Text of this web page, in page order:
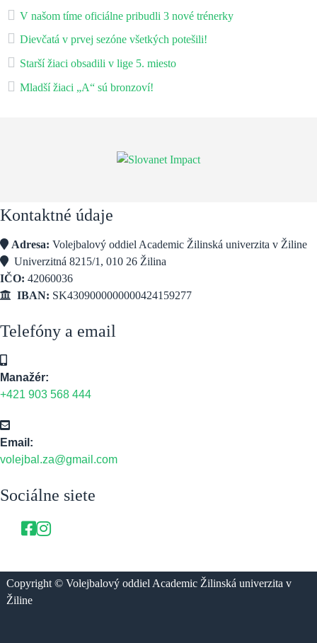
V našom tíme oficiálne pribudli 3 nové trénerky
Dievčatá v prvej sezóne všetkých potešili!
Starší žiaci obsadili v lige 5. miesto
Mladší žiaci „A“ sú bronzoví!
Kontaktné údaje
Adresa: Volejbalový oddiel Academic Žilinská univerzita v Žiline
Univerzitná 8215/1, 010 26 Žilina
IČO: 42060036
IBAN: SK4309000000000424159277
Telefóny a email
Manažér:
+421 903 568 444
Email:
volejbal.za@gmail.com
Sociálne siete
Copyright © Volejbalový oddiel Academic Žilinská univerzita v
Žiline